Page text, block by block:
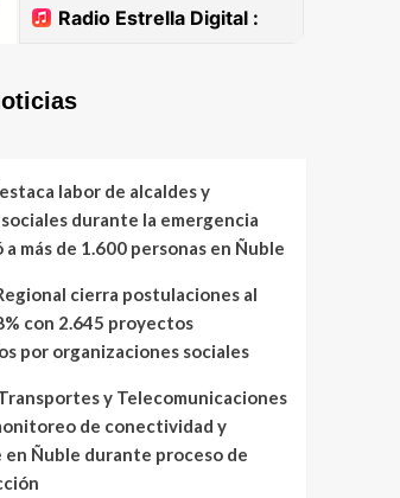
labor de alcaldes y
durante la emergencia
más de 1.600 personas en Ñuble
cierra postulaciones al
con 2.645 proyectos
por organizaciones sociales
y Telecomunicaciones
de conectividad y
Ñuble durante proceso de